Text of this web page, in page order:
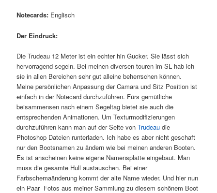
Notecards: Englisch
Der Eindruck:
Die Trudeau 12 Meter ist ein echter hin Gucker. Sie lässt sich
hervorragend segeln. Bei meinen diversen touren im SL hab ich
sie in allen Bereichen sehr gut alleine beherrschen können.
Meine persönlichen Anpassung der Camara und Sitz Position ist
einfach in der Notecard durchzuführen. Fürs gemütliche
beisammensen nach einem Segeltag bietet sie auch die
entsprechenden Animationen. Um Texturmodifizierungen
durchzuführen kann man auf der Seite vonTrudeau die
Photoshop Dateien runterladen. Ich habe es aber nicht geschaft
nur den Bootsnamen zu ändern wie bei meinen anderen Booten.
Es ist anscheinen keine eigene Namensplatte eingebaut. Man
muss die gesamte Hull austauschen. Bei einer
Farbschemaänderung kommt der alte Name wieder. Und hier nun
ein Paar Fotos aus meiner Sammlung zu diesem schönem Boot